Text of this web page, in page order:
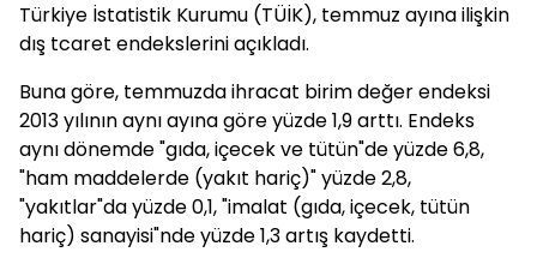
Türkiye İstatistik Kurumu (TÜİK), temmuz ayına ilişkin
dış tcaret endekslerini açıkladı.
Buna göre, temmuzda ihracat birim değer endeksi
2013 yılının aynı ayına göre yüzde 1,9 arttı. Endeks
aynı dönemde "gıda, içecek ve tütün"de yüzde 6,8,
"ham maddelerde (yakıt hariç)" yüzde 2,8,
"yakıtlar"da yüzde 0,1, "imalat (gıda, içecek, tütün
hariç) sanayisi"nde yüzde 1,3 artış kaydetti.